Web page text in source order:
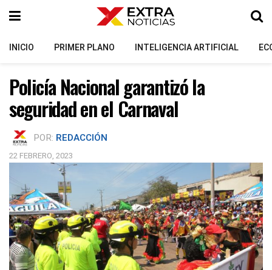
INICIO PRIMER PLANO INTELIGENCIA ARTIFICIAL
Policía Nacional garantizó la
seguridad en el Carnaval
POR: REDACCIÓN
22 FEBRERO, 2023